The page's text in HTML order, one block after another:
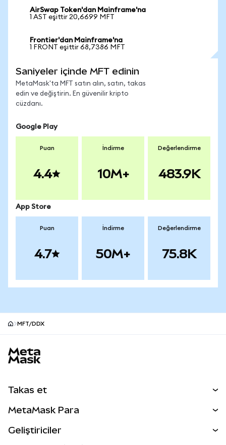
AirSwap Token'dan Mainframe'na
1 AST eşittir 20,6699 MFT
Frontier'dan Mainframe'na
1 FRONT eşittir 68,7386 MFT
Saniyeler içinde MFT edinin
MetaMask'ta MFT satın alın, satın, takas
edin ve değiştirin. En güvenilir kripto
cüzdanı.
Google Play
Puan
4.4
İndirme
10M+
Değerlendirme
483.9K
App Store
Puan
4.7
İndirme
50M+
Değerlendirme
75.8K
MFT/DDX
Takas et
Perps
MetaMask Para
Geliştiriciler